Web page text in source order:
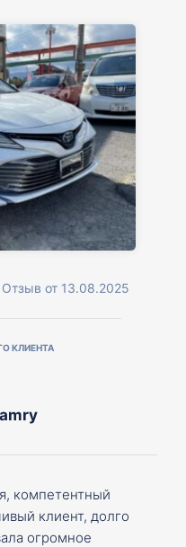
от 13.08.2025
КЛИЕНТА
компетентный
клиент, долго
огромное